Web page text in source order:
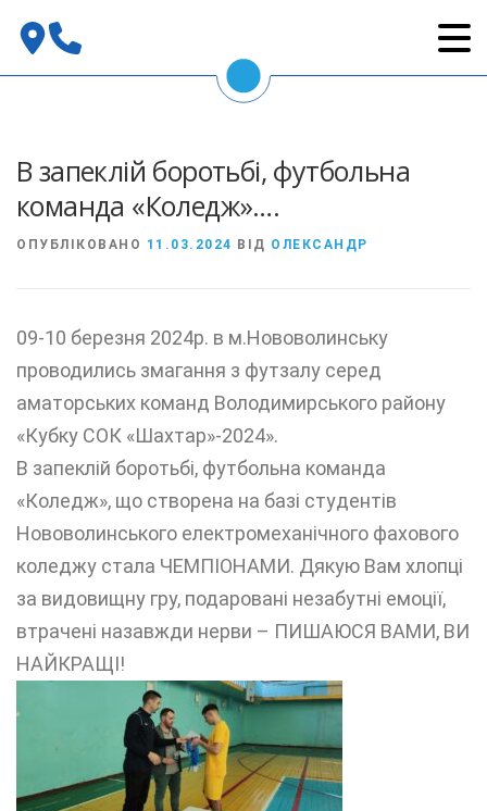
В запеклій боротьбі, футбольна
команда «Коледж»….
ОПУБЛІКОВАНО 11.03.2024 ВІД ОЛЕКСАНДР
09-10 березня 2024р. в м.Нововолинську
проводились змагання з футзалу серед
аматорських команд Володимирського району
«Кубку СОК «Шахтар»-2024».
В запеклій боротьбі, футбольна команда
«Коледж», що створена на базі студентів
Нововолинського електромеханічного фахового
коледжу стала ЧЕМПІОНАМИ. Дякую Вам хлопці
за видовищну гру, подаровані незабутні емоції,
втрачені назавжди нерви – ПИШАЮСЯ ВАМИ, ВИ
НАЙКРАЩІ!